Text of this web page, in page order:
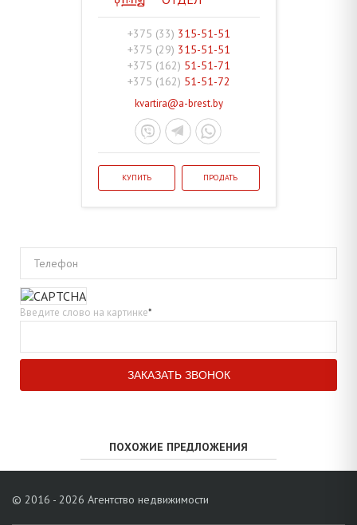
+375 (33) 315-51-51
+375 (29) 315-51-51
+375 (162) 51-51-71
+375 (162) 51-51-72
kvartira@a-brest.by
КУПИТЬ ПРОДАТЬ
Телефон
Введите слово на картинке*
ПОХОЖИЕ ПРЕДЛОЖЕНИЯ
© 2016 - 2026 Агентство недвижимости